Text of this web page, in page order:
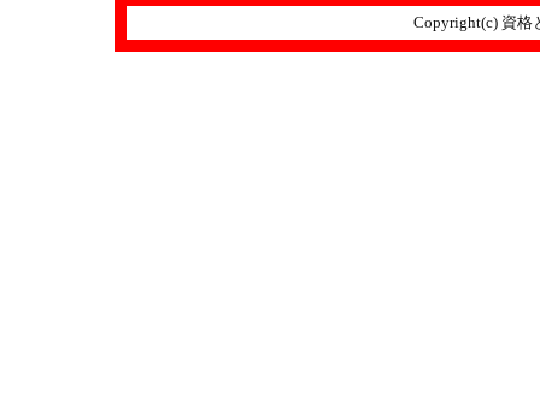
Copyright(c) 資格